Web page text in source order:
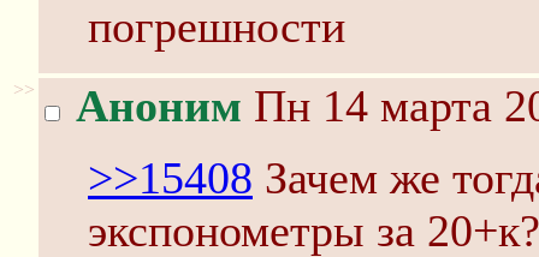
погрешности
>> Аноним Пн 14 марта
>>15408 Зачем же
экспонометры за 20+к?